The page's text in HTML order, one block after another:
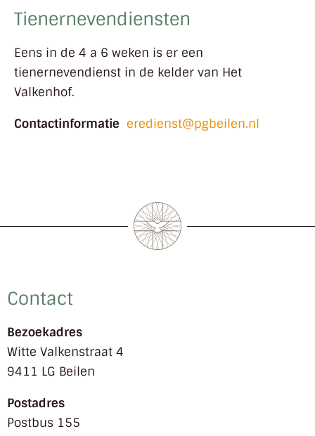
Tienernevendiensten
Eens in de 4 a 6 weken is er een
tienernevendienst in de kelder van Het
Valkenhof.
Contactinformatie eredienst@pgbeilen.nl
Contact
Bezoekadres
Witte Valkenstraat 4
9411 LG Beilen
Postadres
Postbus 155